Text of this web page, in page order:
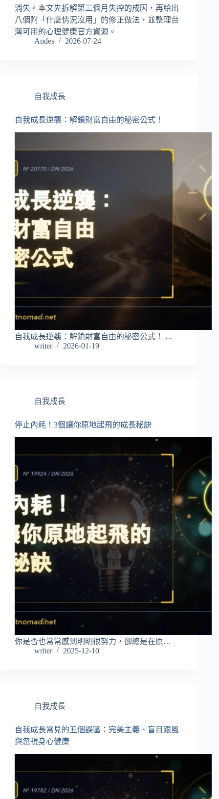
消失。本文先拆解第三個月失控的成因，再給出
八個附「什麼情況沒用」的修正做法，並整理台
灣可用的心理健康官方資源。
Andes
2026-07-24
自我成長
自我成長逆襲：解鎖財富自由的秘密公式！
自我成長逆襲：解鎖財富自由的秘密公式！ …
writer
2026-01-19
自我成長
停止內耗！3個讓你原地起飛的成長秘訣
你是否也常常感到明明很努力，卻總是在原…
writer
2025-12-10
自我成長
自我成長常見的五個誤區：完美主義、盲目跟風
與忽視身心健康